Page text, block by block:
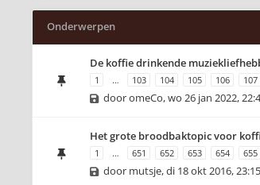
Onderwerpen
De koffie drinkende
1 … 103 104 105 106 107
dooromeCo,wo 26 jan 2022,
Het grote broodbaktopic voor
1 … 651 652 653 654 655
door mutsje,di 18 okt 2016, 23:15